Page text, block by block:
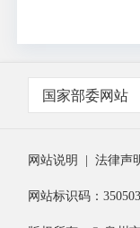
国家部委网站
网站说明 法律声
网站标识码：